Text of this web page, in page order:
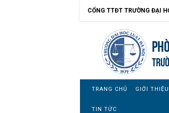
CỔNG TTĐT TRƯỜNG ĐẠI
TRANG CHỦ GIỚI THIỆU
TIN TỨC